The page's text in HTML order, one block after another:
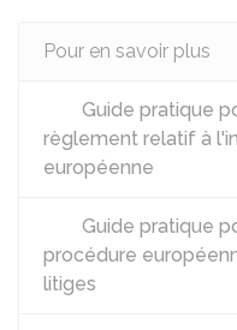
Pour en savoir plus
Guide pratique
règlement relatif à
européenne
Guide pratique
procédure
litiges